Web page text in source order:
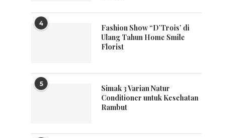
4
Fashion Show “D’Trois’ di
Ulang Tahun Home Smile
Florist
5
Simak 3 Varian Natur
Conditioner untuk Kesehatan
Rambut